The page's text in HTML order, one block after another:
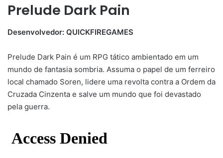
Prelude Dark Pain
Desenvolvedor: QUICKFIREGAMES
Prelude Dark Pain é um RPG tático ambientado em um
mundo de fantasia sombria. Assuma o papel de um ferreiro
local chamado Soren, lidere uma revolta contra a Ordem da
Cruzada Cinzenta e salve um mundo que foi devastado
pela guerra.